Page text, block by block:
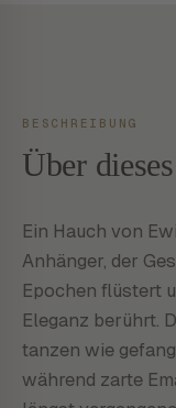
BESCHREIBUNG
Über dieses
Ein Hauch von
Anhänger, der
Epochen flüstert
Eleganz berührt.
tanzen wie
während zarte